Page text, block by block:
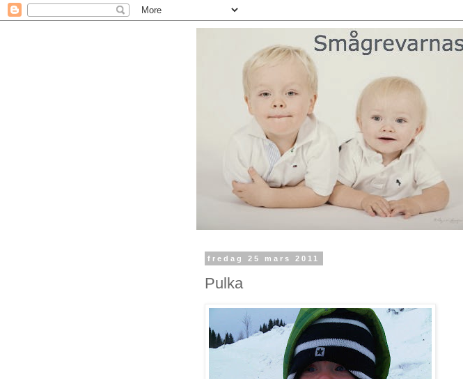
fredag 25 mars 2011
Pulka